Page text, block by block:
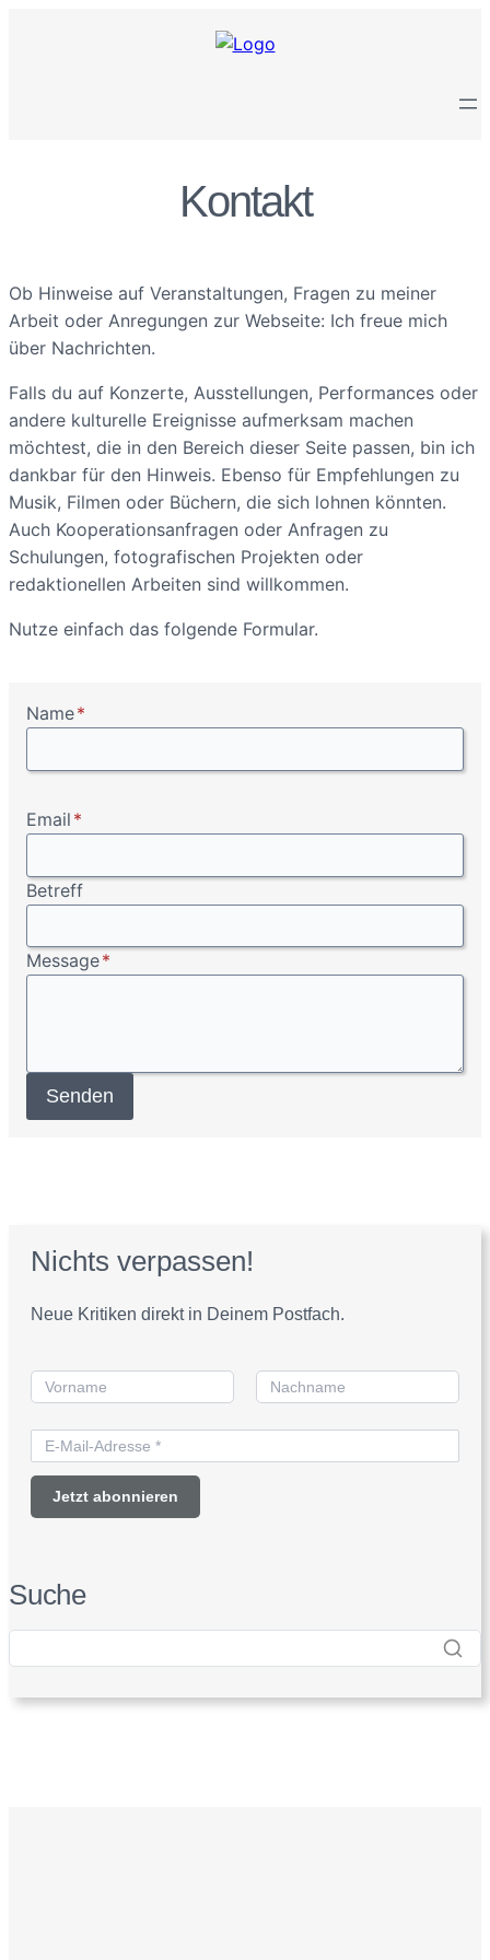
Kontakt
Ob Hinweise auf Veranstaltungen, Fragen zu meiner
Arbeit oder Anregungen zur Webseite: Ich freue mich
über Nachrichten.
Falls du auf Konzerte, Ausstellungen, Performances oder
andere kulturelle Ereignisse aufmerksam machen
möchtest, die in den Bereich dieser Seite passen, bin ich
dankbar für den Hinweis. Ebenso für Empfehlungen zu
Musik, Filmen oder Büchern, die sich lohnen könnten.
Auch Kooperationsanfragen oder Anfragen zu
Schulungen, fotografischen Projekten oder
redaktionellen Arbeiten sind willkommen.
Nutze einfach das folgende Formular.
Name*
Email *
Betreff
Message*
Senden
Nichts verpassen!
Neue Kritiken direkt in Deinem Postfach.
Suche